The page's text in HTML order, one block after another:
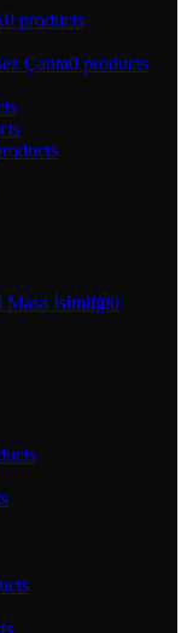
0 products
Çanta0 products
Masa İsimliği0